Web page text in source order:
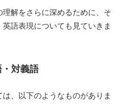
理解をさらに深めるために、そ
語表現についても見ていきま
・対義語
は、以下のようなものがありま